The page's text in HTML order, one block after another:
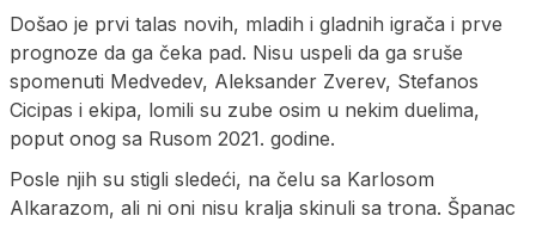
Došao je prvi talas novih, mladih i gladnih igrača i prve
prognoze da ga čeka pad. Nisu uspeli da ga sruše
spomenuti Medvedev, Aleksander Zverev, Stefanos
Cicipas i ekipa, lomili su zube osim u nekim duelima,
poput onog sa Rusom 2021. godine.
Posle njih su stigli sledeći, na čelu sa Karlosom
Alkarazom, ali ni oni nisu kralja skinuli sa trona. Španac